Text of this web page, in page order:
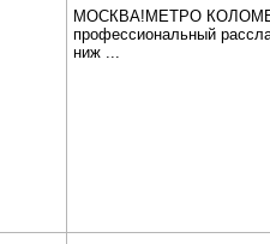
МОСКВА!МЕТРО
профессиональный
ниж ...